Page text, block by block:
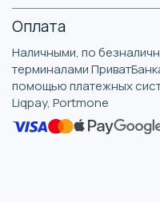
Оплата
Наличными, по
терминалами
помощью платежных
Liqpay, Portmone